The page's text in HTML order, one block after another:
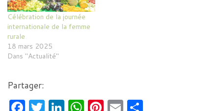
Célébration de la journée
internationale de la femme
rurale
18 mars 2025
Dans "Actualité"
Partager: